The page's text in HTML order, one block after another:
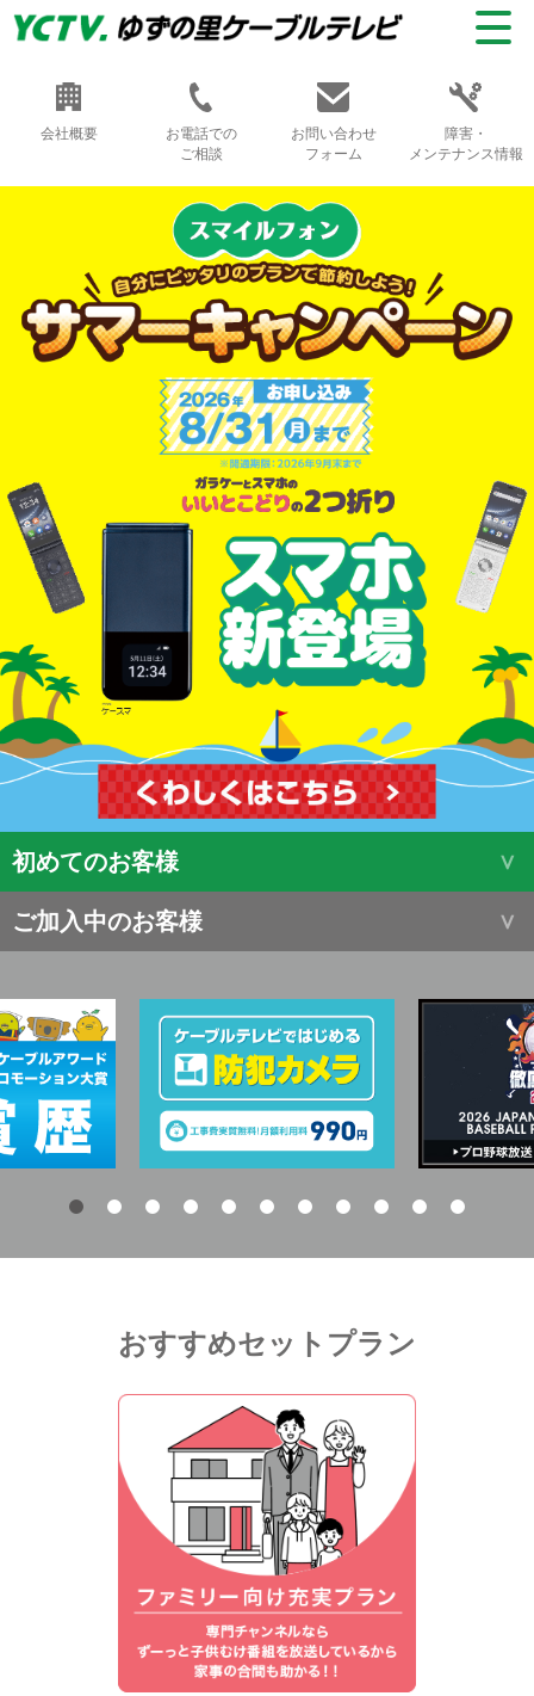
会社概要
お電話での
ご相談
お問い合わせ
フォーム
障害・
メンテナンス情報
初めてのお客様
ご加入中のお客様
おすすめセットプラン